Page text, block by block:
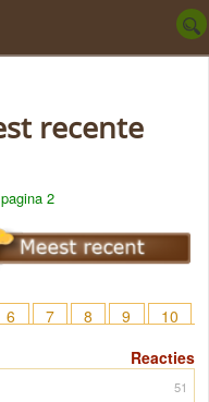
pagina 2
6 7 8 9
10
Reacties
51